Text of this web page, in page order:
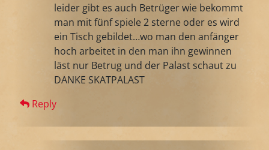
leider gibt es auch Betrüger wie bekommt
man mit fünf spiele 2 sterne oder es wird
ein Tisch gebildet…wo man den anfänger
hoch arbeitet in den man ihn gewinnen
läst nur Betrug und der Palast schaut zu
DANKE SKATPALAST
Reply